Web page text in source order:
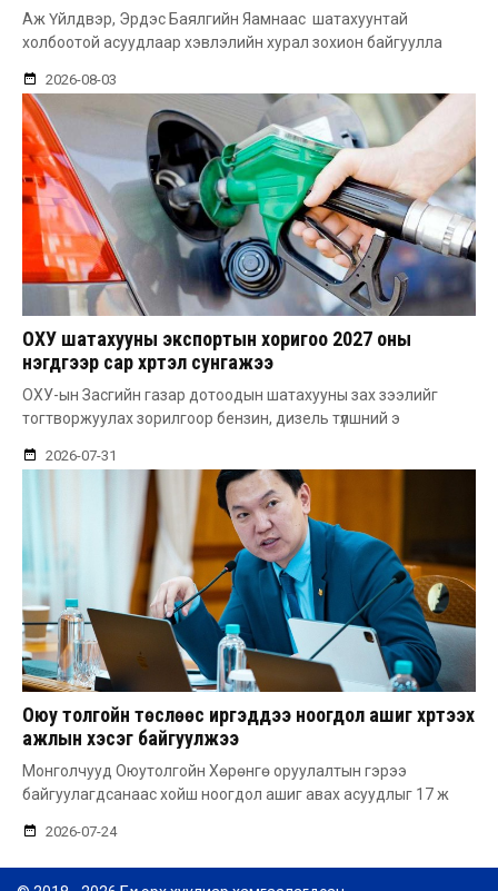
Аж Үйлдвэр, Эрдэс Баялгийн Яамнаас шатахуунтай
холбоотой асуудлаар хэвлэлийн хурал зохион байгуулла
2026-08-03
ОХУ шатахууны экспортын хоригоо 2027 оны
нэгдүгээр сар хүртэл сунгажээ
ОХУ-ын Засгийн газар дотоодын шатахууны зах зээлийг
тогтворжуулах зорилгоор бензин, дизель түлшний э
2026-07-31
Оюу толгойн төслөөс иргэддээ ноогдол ашиг хүртээх
ажлын хэсэг байгуулжээ
Монголчууд Оюутолгойн Хөрөнгө оруулалтын гэрээ
байгуулагдсанаас хойш ноогдол ашиг авах асуудлыг 17 ж
2026-07-24